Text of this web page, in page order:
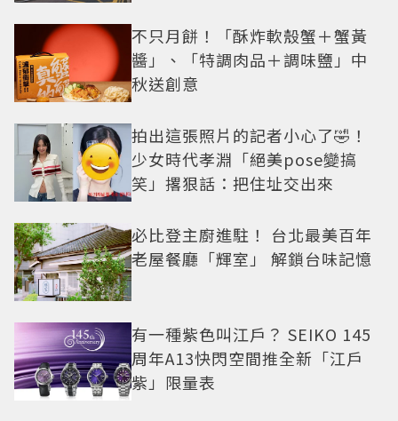
不只月餅！「酥炸軟殼蟹＋蟹黃
醬」、「特調肉品＋調味鹽」中
秋送創意
拍出這張照片的記者小心了🤣！
少女時代孝淵「絕美pose變搞
笑」撂狠話：把住址交出來
必比登主廚進駐！ 台北最美百年
老屋餐廳「輝室」 解鎖台味記憶
有一種紫色叫江戶？ SEIKO 145
周年A13快閃空間推全新「江戶
紫」限量表